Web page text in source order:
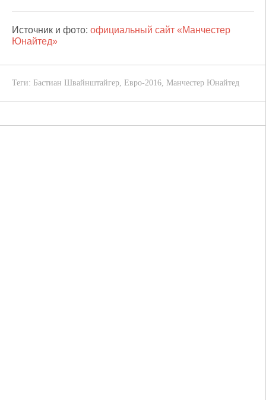
Источник и фото: официальный сайт «Манчестер
Юнайтед»
Теги: Бастиан Швайнштайгер, Евро-2016, Манчестер Юнайтед